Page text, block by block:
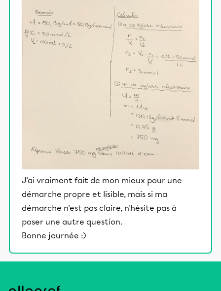
J'ai vraiment fait de mon mieux pour une
démarche propre et lisible, mais si ma
démarche n'est pas claire, n'hésite pas à
poser une autre question.
Bonne journée :)